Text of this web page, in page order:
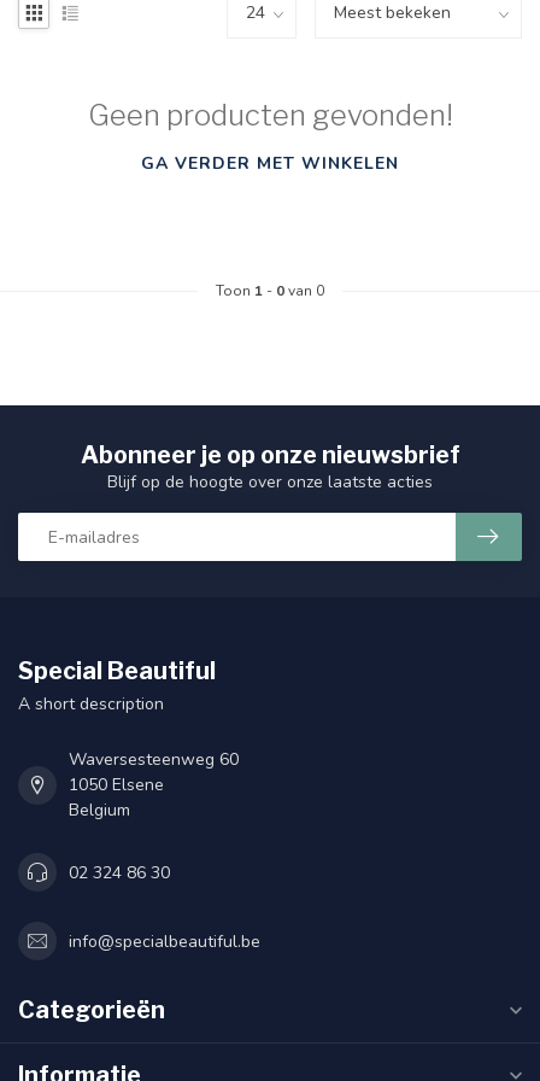
Geen producten gevonden!
GA VERDER MET WINKELEN
Toon 1 - 0van 0
Abonneer je op onze nieuwsbrief
Blijf op de hoogte over onze laatste acties
Special Beautiful
A short description
Waversesteenweg 60
1050 Elsene
Belgium
02 324 86 30
info@specialbeautiful.be
Categorieën
Informatie